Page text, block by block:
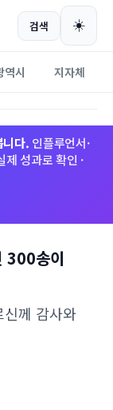
검색 ☀️
역시 지자체
니다. 인플루언서·
성과로 확인 ·
300송이
께 감사와